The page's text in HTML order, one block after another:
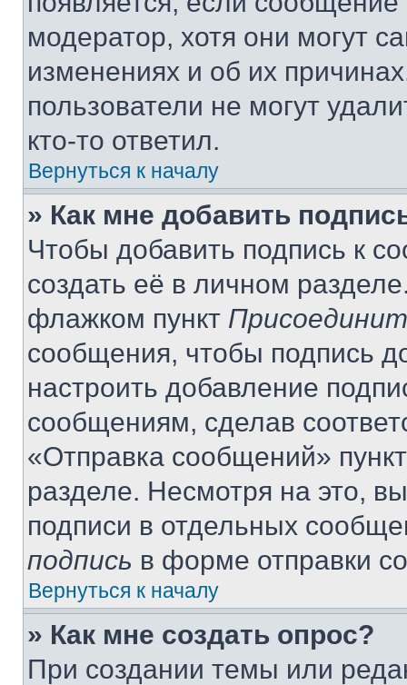
модератор, хотя они могут
изменениях и об их
пользователи не могут
кто-то ответил.
Вернуться к началу
» Как мне добавить
Чтобы добавить подпись к
создать её в личном
флажком пункт
сообщения, чтобы подпись
настроить добавление
сообщениям, сделав
«Отправка сообщений»
разделе. Несмотря на это,
подписи в отдельных
подпись в форме отправки
Вернуться к началу
» Как мне создать опрос?
При создании темы или